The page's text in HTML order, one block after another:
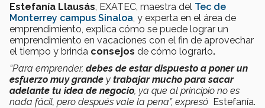
Estefanía Llausás , EXATEC, maestra del Tec de
Monterrey campus Sinaloa , y experta en el área de
emprendimiento, explica cómo se puede lograr un
emprendimiento en vacaciones con el fin de aprovechar
el tiempo y brinda consejos de cómo lograrlo.
“Para emprender, debes de estar dispuesto a poner un
esfuerzo muy grande y trabajar mucho para sacar
adelante tu idea de negocio , ya que al principio no es
nada fácil, pero después vale la pena”, expresó Estefanía.